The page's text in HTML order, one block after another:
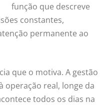
função que descreve
constantes,
permanente ao
que o motiva. A gestão
operação real, longe da
todos os dias na